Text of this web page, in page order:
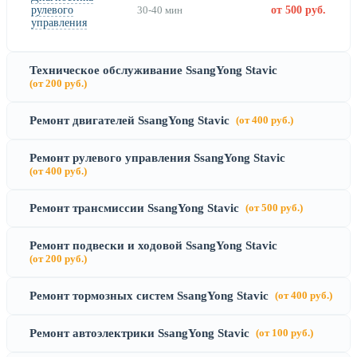
рулевого
управления
30-40 мин от 500 руб.
Техническое обслуживание SsangYong Stavic
(от 200 руб.)
Ремонт двигателей SsangYong Stavic (от 400 руб.)
Ремонт рулевого управления SsangYong Stavic
(от 400 руб.)
Ремонт трансмиссии SsangYong Stavic (от 500 руб.)
Ремонт подвески и ходовой SsangYong Stavic
(от 200 руб.)
Ремонт тормозных систем SsangYong Stavic (от 400 руб.)
Ремонт автоэлектрики SsangYong Stavic (от 100 руб.)